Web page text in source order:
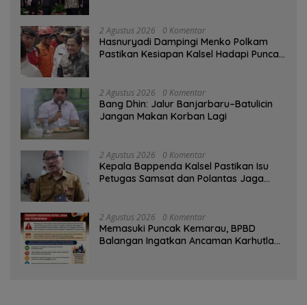
2 Agustus 2026 0 Komentar
Hasnuryadi Dampingi Menko Polkam
Pastikan Kesiapan Kalsel Hadapi Puncak
2 Agustus 2026 0 Komentar
Bang Dhin: Jalur Banjarbaru–Batulicin
Jangan Makan Korban Lagi
2 Agustus 2026 0 Komentar
Kepala Bappenda Kalsel Pastikan Isu
Petugas Samsat dan Polantas Jaga
2 Agustus 2026 0 Komentar
Memasuki Puncak Kemarau, BPBD
Balangan Ingatkan Ancaman Karhutla